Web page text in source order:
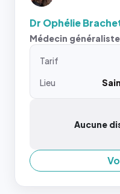
Dr Ophélie
Médecin généraliste
Tarif
Lieu
Aucune